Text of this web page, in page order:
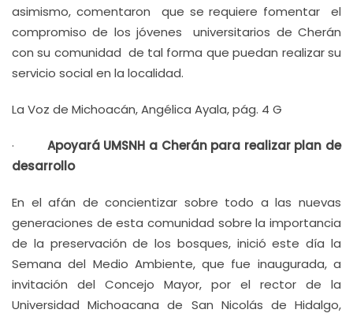
asimismo, comentaron que se requiere fomentar el
compromiso de los jóvenes universitarios de Cherán
con su comunidad de tal forma que puedan realizar su
servicio social en la localidad.
La Voz de Michoacán, Angélica Ayala, pág. 4 G
· Apoyará UMSNH a Cherán para realizar plan de
desarrollo
En el afán de concientizar sobre todo a las nuevas
generaciones de esta comunidad sobre la importancia
de la preservación de los bosques, inició este día la
Semana del Medio Ambiente, que fue inaugurada, a
invitación del Concejo Mayor, por el rector de la
Universidad Michoacana de San Nicolás de Hidalgo,